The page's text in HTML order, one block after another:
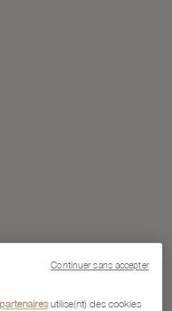
utilise(nt) des cookies
Continuer sans accepter